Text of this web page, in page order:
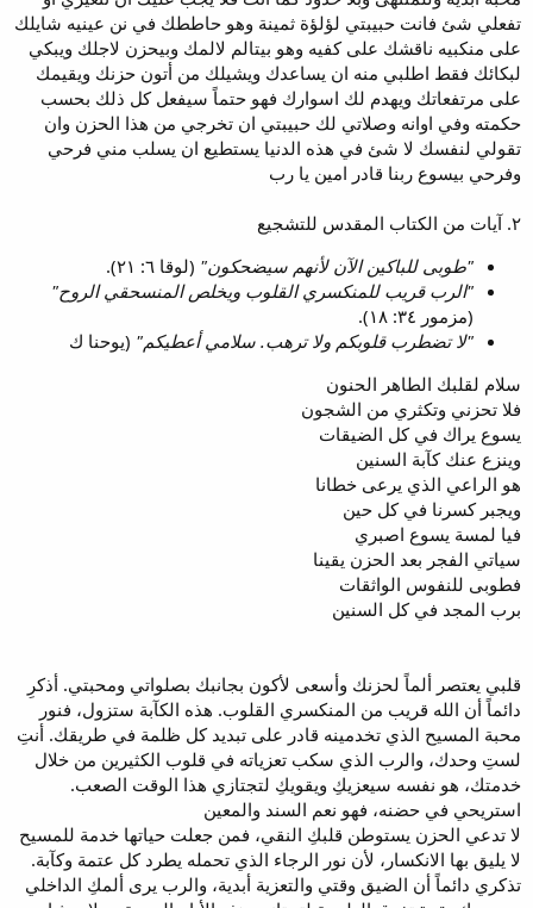
تفعلي شئ فانت حبيبتي لؤلؤة ثمينة وهو حاططك في نن عينيه شايلك
على منكبيه ناقشك على كفيه وهو بيتالم لالمك وبيحزن لاجلك ويبكي
لبكائك فقط اطلبي منه ان يساعدك ويشيلك من أتون حزنك ويقيمك
على مرتفعاتك ويهدم لك اسوارك فهو حتماً سيفعل كل ذلك بحسب
حكمته وفي اوانه وصلاتي لك حبيبتي ان تخرجي من هذا الحزن وان
تقولي لنفسك لا شئ في هذه الدنيا يستطيع ان يسلب مني فرحي
وفرحي بيسوع ربنا قادر امين يا رب
٢. آيات من الكتاب المقدس للتشجيع
"طوبى للباكين الآن لأنهم سيضحكون" (لوقا ٦: ٢١).
"الرب قريب للمنكسري القلوب ويخلص المنسحقي الروح"
(مزمور ٣٤: ١٨).
"لا تضطرب قلوبكم ولا ترهب. سلامي أعطيكم" (يوحنا ك
سلام لقلبك الطاهر الحنون
فلا تحزني وتكثري من الشجون
يسوع يراك في كل الضيقات
وينزع عنك كآبة السنين
هو الراعي الذي يرعى خطانا
ويجبر كسرنا في كل حين
فيا لمسة يسوع اصبري
سياتي الفجر بعد الحزن يقينا
فطوبى للنفوس الواثقات
برب المجد في كل السنين
قلبي يعتصر ألماً لحزنك وأسعى لأكون بجانبك بصلواتي ومحبتي. أذكرِ
دائماً أن الله قريب من المنكسري القلوب. هذه الكآبة ستزول، فنور
محبة المسيح الذي تخدمينه قادر على تبديد كل ظلمة في طريقك. أنتِ
لستِ وحدك، والرب الذي سكب تعزياته في قلوب الكثيرين من خلال
خدمتك، هو نفسه سيعزيكِ ويقويكِ لتجتازي هذا الوقت الصعب.
استريحي في حضنه، فهو نعم السند والمعين
لا تدعي الحزن يستوطن قلبكِ النقي، فمن جعلت حياتها خدمة للمسيح
لا يليق بها الانكسار، لأن نور الرجاء الذي تحمله يطرد كل عتمة وكآبة.
تذكري دائماً أن الضيق وقتي والتعزية أبدية، والرب يرى ألمكِ الداخلي